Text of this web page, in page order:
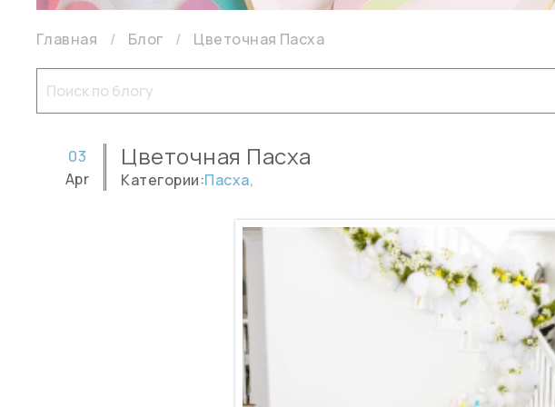
Главная Блог Цветочная Пасха
Цветочная Пасха
03
Apr
Категории:Пасха,